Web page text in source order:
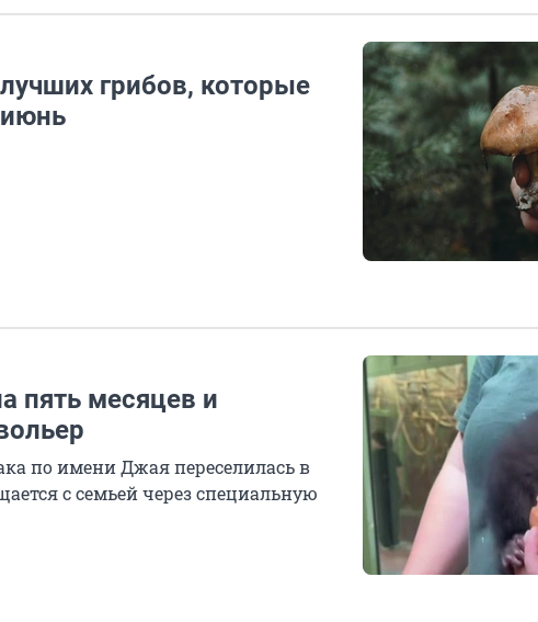
грибов, которые
пять месяцев и
по имени Джая переселилась в
с семьей через специальную